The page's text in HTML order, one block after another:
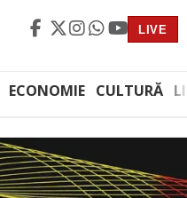
LIVE
ECONOMIE CULTURĂ